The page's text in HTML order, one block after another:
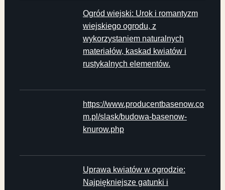
Ogród wiejski: Urok i romantyzm
wiejskiego ogrodu, z
wykorzystaniem naturalnych
materiałów, kaskad kwiatów i
rustykalnych elementów.
https://www.producentbasenow.co
m.pl/slask/budowa-basenow-
knurow.php
Uprawa kwiatów w ogrodzie:
Najpiękniejsze gatunki i